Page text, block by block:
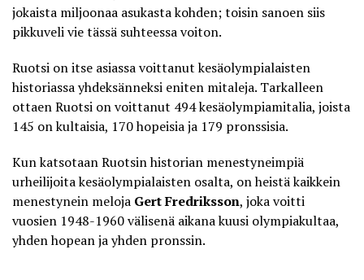
jokaista miljoonaa asukasta kohden; toisin sanoen siis
pikkuveli vie tässä suhteessa voiton.
Ruotsi on itse asiassa voittanut kesäolympialaisten
historiassa yhdeksänneksi eniten mitaleja. Tarkalleen
ottaen Ruotsi on voittanut 494 kesäolympiamitalia, joista
145 on kultaisia, 170 hopeisia ja 179 pronssisia.
Kun katsotaan Ruotsin historian menestyneimpiä
urheilijoita kesäolympialaisten osalta, on heistä kaikkein
menestynein meloja Gert Fredriksson, joka voitti
vuosien 1948-1960 välisenä aikana kuusi olympiakultaa,
yhden hopean ja yhden pronssin.